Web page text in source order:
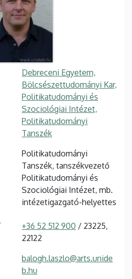
Debreceni Egyetem,
Bölcsészettudományi Kar,
Politikatudományi és
Szociológiai Intézet,
Politikatudományi
Tanszék
Politikatudományi
Tanszék, tanszékvezető
Politikatudományi és
Szociológiai Intézet, mb.
intézetigazgató-helyettes
+36 52 512 900 / 23225,
22122
balogh.laszlo@arts.unide
b.hu